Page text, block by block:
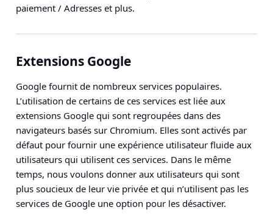
paiement / Adresses et plus.
Extensions Google
Google fournit de nombreux services populaires.
L’utilisation de certains de ces services est liée aux
extensions Google qui sont regroupées dans des
navigateurs basés sur Chromium. Elles sont activés par
défaut pour fournir une expérience utilisateur fluide aux
utilisateurs qui utilisent ces services. Dans le même
temps, nous voulons donner aux utilisateurs qui sont
plus soucieux de leur vie privée et qui n’utilisent pas les
services de Google une option pour les désactiver.